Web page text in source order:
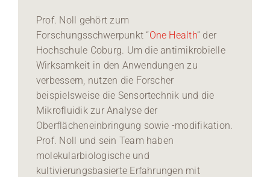
Prof. Noll gehört zum
Forschungsschwerpunkt “One Health” der
Hochschule Coburg. Um die antimikrobielle
Wirksamkeit in den Anwendungen zu
verbessern, nutzen die Forscher
beispielsweise die Sensortechnik und die
Mikrofluidik zur Analyse der
Oberflächeneinbringung sowie -modifikation.
Prof. Noll und sein Team haben
molekularbiologische und
kultivierungsbasierte Erfahrungen mit